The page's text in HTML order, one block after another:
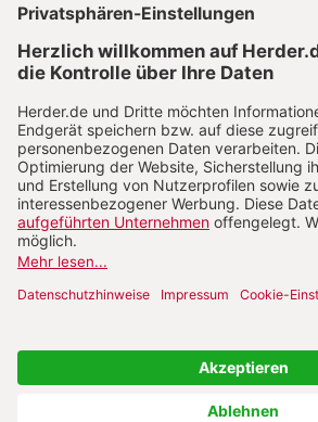
Widerrufsbelehrung E-
Widerrufsbelehrung Zeitschriften
Datenschutz Social Media
Vertrag